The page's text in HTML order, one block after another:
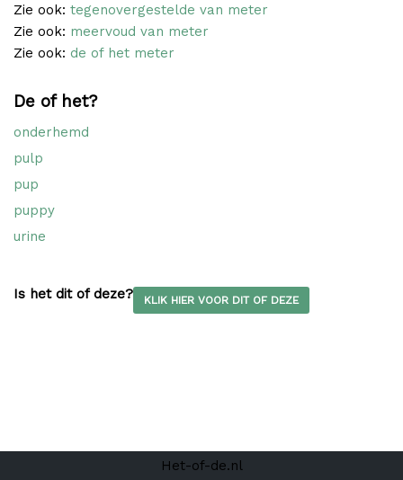
Zie ook: tegenovergestelde van meter
Zie ook: meervoud van meter
Zie ook: de of het meter
De of het?
onderhemd
pulp
pup
puppy
urine
Is het dit of deze? KLIK HIER VOOR DIT OF DEZE
Het-of-de.nl